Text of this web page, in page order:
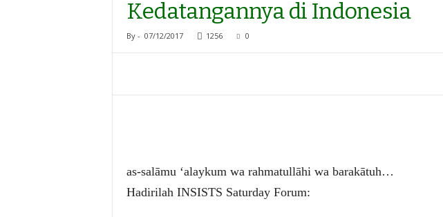
Kedatangannya di Indonesia
By - 07/12/2017 1256 0
as-salāmu ‘alaykum wa rahmatullāhi wa barakātuh…
Hadirilah INSISTS Saturday Forum: